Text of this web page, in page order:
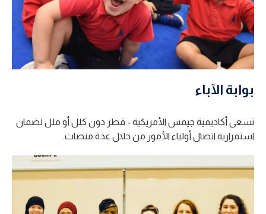
بوابة الآباء
تسعى أكاديمية جيمس الأمريكية - قطر دون كلل أو ملل لضمان
استمرارية اتصال أولياء الأمور من خلال عدة منصات.